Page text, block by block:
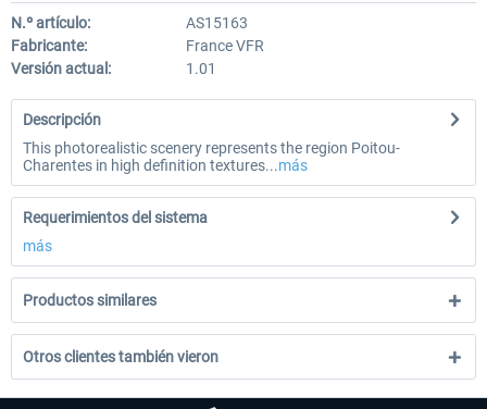
N.º artículo:
AS15163
Fabricante:
France VFR
Versión actual:
1.01
Descripción
This photorealistic scenery represents the region Poitou-
Charentes in high definition textures...más
Requerimientos del sistema
más
Productos similares
Otros clientes también vieron